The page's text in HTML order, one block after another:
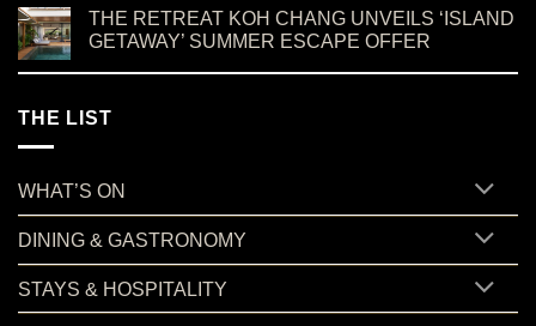
THE RETREAT KOH CHANG UNVEILS ‘ISLAND
GETAWAY’ SUMMER ESCAPE OFFER
THE LIST
WHAT’S ON
DINING & GASTRONOMY
STAYS & HOSPITALITY